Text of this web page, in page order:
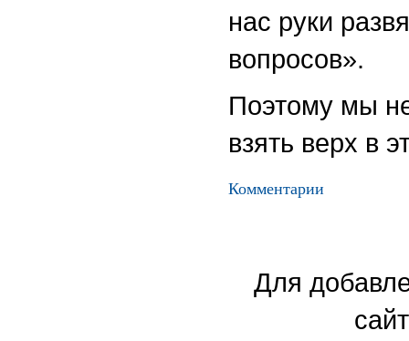
нас руки
вопросов».
Поэтому мы
взять верх в
Комментарии
Для